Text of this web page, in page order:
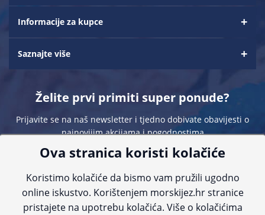
Informacije za kupce
Saznajte više
Želite prvi primiti super ponude?
Prijavite se na naš newsletter i tjedno dobivate obavijesti o
najnovijim akcijama i pogodnostima
Ova stranica koristi kolačiće
Koristimo kolačiće da bismo vam pružili ugodno
online iskustvo. Korištenjem morskijez.hr stranice
pristajete na upotrebu kolačića. Više o kolačićima